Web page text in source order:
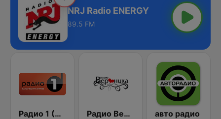
NRJ Radio ENERGY
89.5 FM
Радио 1 (Radio 1) Радио Вероника 96.7 (Radio Veronika) авто радио